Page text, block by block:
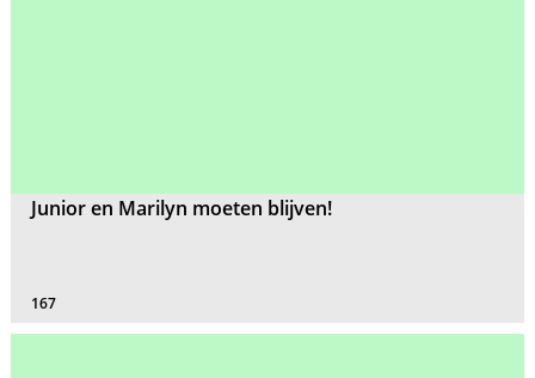
Junior en Marilyn moeten blijven!
167